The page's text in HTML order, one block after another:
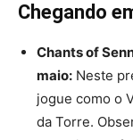
Chegando
Chants of
maio: Neste
jogue como o
da Torre.